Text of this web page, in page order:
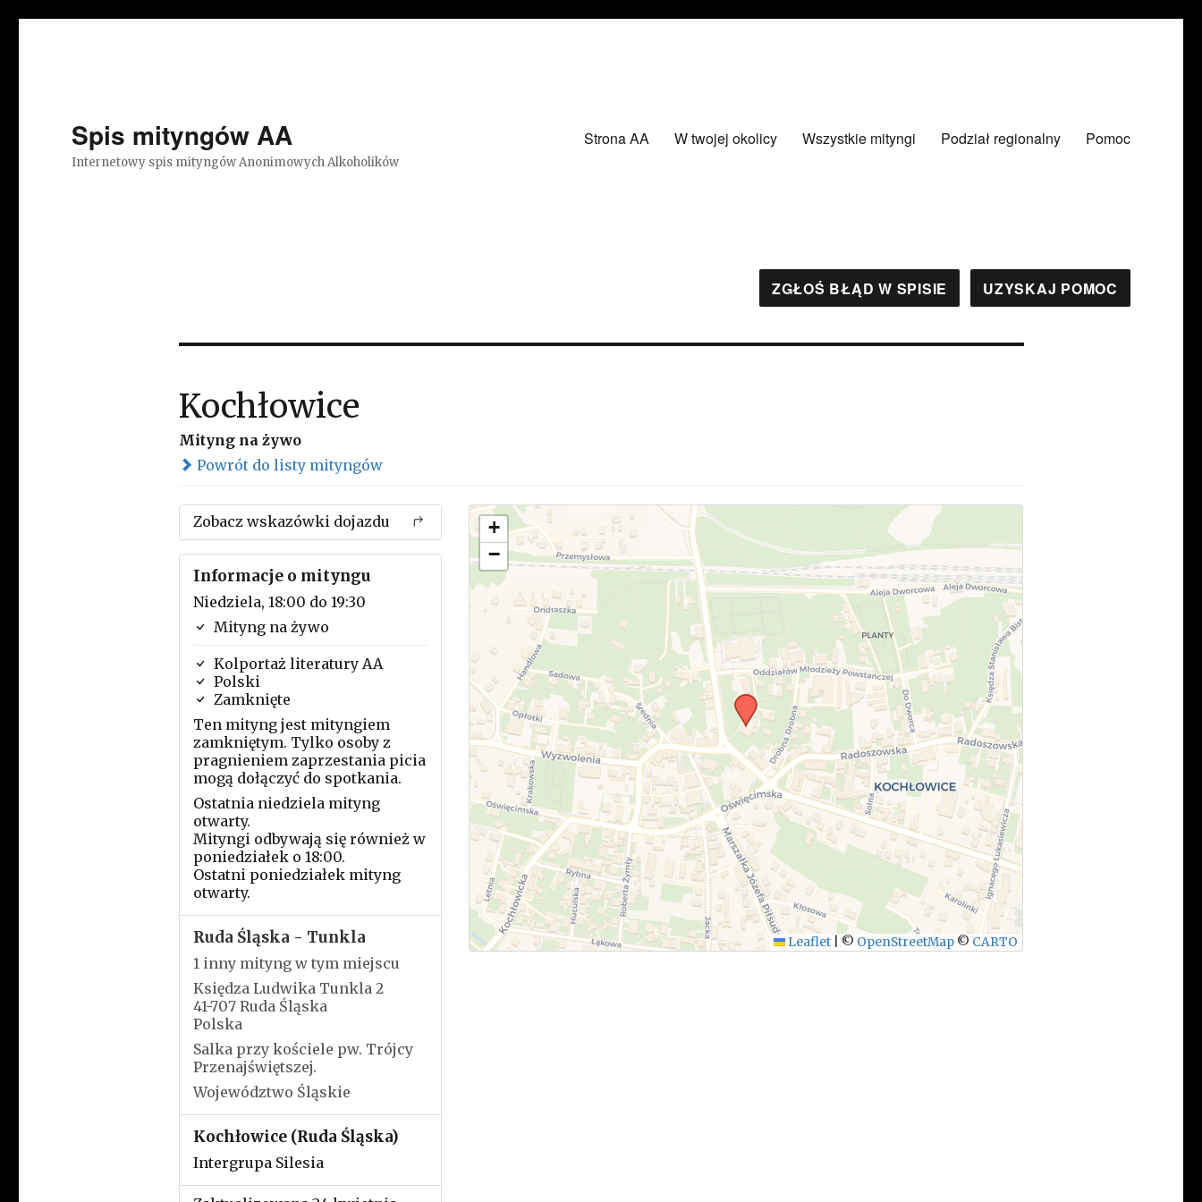
Spis mityngów AA
Internetowy spis mityngów Anonimowych Alkoholików
Strona AA W twojej okolicy Wszystkie mityngi Podział regionalny Pomoc
ZGŁOŚ BŁĄD W SPISIE UZYSKAJ POMOC
Kochłowice
Mityng na żywo
Powrót do listy mityngów
Zobacz wskazówki dojazdu
Informacje o mityngu
Niedziela, 18:00 do 19:30
Mityng na żywo
Kolportaż literatury AA
Polski
Zamknięte
Ten mityng jest mityngiem
zamkniętym. Tylko osoby z
pragnieniem zaprzestania picia
mogą dołączyć do spotkania.
Ostatnia niedziela mityng
otwarty.
Mityngi odbywają się również w
poniedziałek o 18:00.
Ostatni poniedziałek mityng
otwarty.
Ruda Śląska - Tunkla
1 inny mityng w tym miejscu
Księdza Ludwika Tunkla 2
41-707 Ruda Śląska
Polska
Salka przy kościele pw. Trójcy
Przenajświętszej.
Województwo Śląskie
Kochłowice (Ruda Śląska)
Intergrupa Silesia
+
−
Leaflet © OpenStreetMap © CARTO